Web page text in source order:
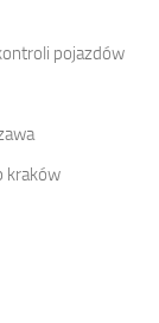
pojazdów
kraków